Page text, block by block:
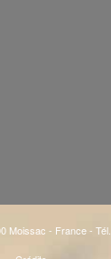
Moissac - France -